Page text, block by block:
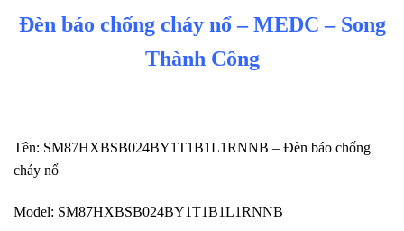
Đèn báo chống cháy nổ – MEDC – Song
Thành Công
Tên: SM87HXBSB024BY1T1B1L1RNNB – Đèn báo chống
cháy nổ
Model: SM87HXBSB024BY1T1B1L1RNNB